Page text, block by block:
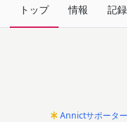
トップ 情報 記録
Annictサポーター